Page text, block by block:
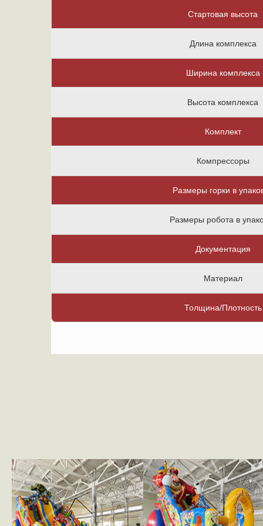
Стартовая высота
Длина комплекса
Ширина комплекса
Высота комплекса
Комплект
Компрессоры
Размеры горки в
Размеры робота в
Документация
Материал
Толщина/Плотность